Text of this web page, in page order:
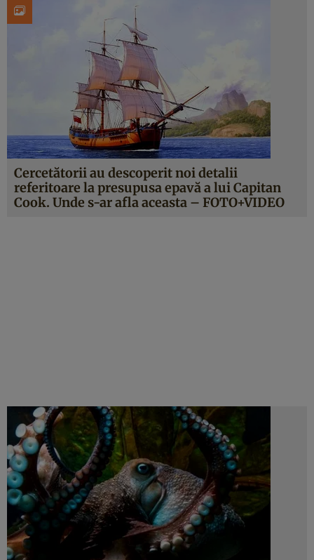
Cercetătorii au descoperit noi detalii
referitoare la presupusa epavă a lui Capitan
Cook. Unde s-ar afla aceasta – FOTO+VIDEO